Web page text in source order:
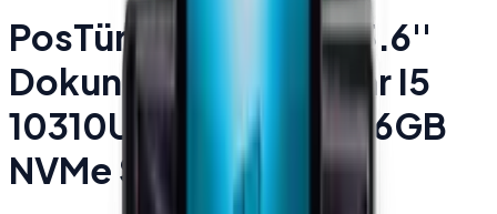
PosTürk TX-1560M 15.6''
Dokunmatik Bilgisayar I5
10310U 8GB DDR4 256GB
NVMe SSD Wi-Fi